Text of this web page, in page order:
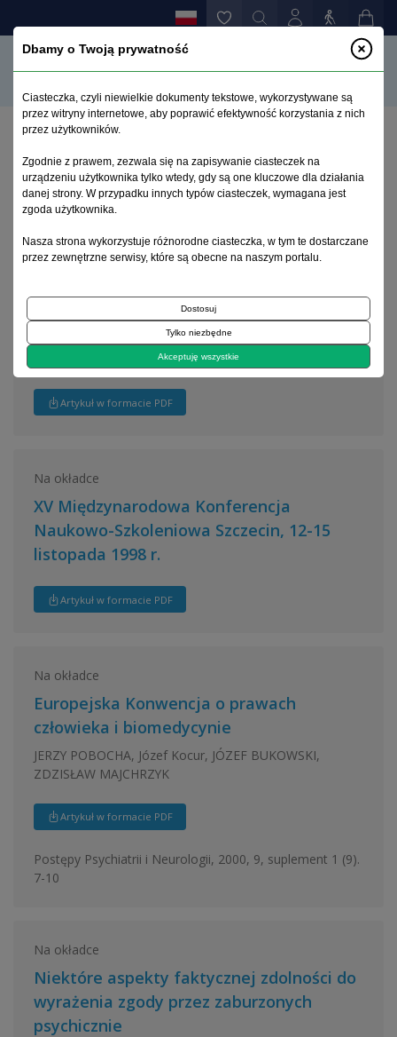
Archiwum 1992–2014
2000, tom 9, suplement 1
Feliks Kaczanowski 1904-1976
Artykuł w formacie PDF
Na okładce
XV Międzynarodowa Konferencja
Naukowo-Szkoleniowa Szczecin, 12-15
listopada 1998 r.
Artykuł w formacie PDF
Na okładce
Europejska Konwencja o prawach
człowieka i biomedycynie
JERZY POBOCHA, Józef Kocur, JÓZEF BUKOWSKI,
ZDZISŁAW MAJCHRZYK
Artykuł w formacie PDF
Postępy Psychiatrii i Neurologii, 2000, 9, suplement 1 (9).
7-10
Na okładce
Niektóre aspekty faktycznej zdolności do
wyrażenia zgody przez zaburzonych
psychicznie
Dbamy o Twoją prywatność
Ciasteczka, czyli niewielkie dokumenty tekstowe, wykorzystywane są
przez witryny internetowe, aby poprawić efektywność korzystania z nich
przez użytkowników.
Zgodnie z prawem, zezwala się na zapisywanie ciasteczek na
urządzeniu użytkownika tylko wtedy, gdy są one kluczowe dla działania
danej strony. W przypadku innych typów ciasteczek, wymagana jest
zgoda użytkownika.
Nasza strona wykorzystuje różnorodne ciasteczka, w tym te dostarczane
przez zewnętrzne serwisy, które są obecne na naszym portalu.
Dostosuj
Tylko niezbędne
Akceptuję wszystkie